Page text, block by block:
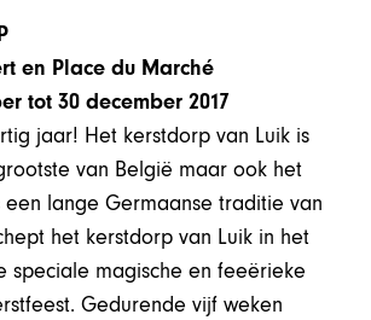
en Place du Marché
tot 30 december 2017
jaar! Het kerstdorp van Luik is
van België maar ook het
een lange Germaanse traditie van
het kerstdorp van Luik in het
speciale magische en feeërieke
Gedurende vijf weken